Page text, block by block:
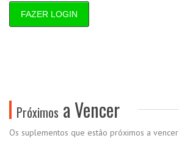
FAZER LOGIN
Próximos a Vencer
Os suplementos que estão próximos a vencer